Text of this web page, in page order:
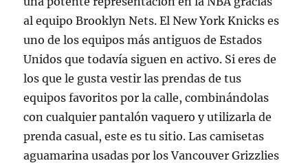
al equipo Brooklyn Nets. El New York Knicks es
uno de los equipos más antiguos de Estados
Unidos que todavía siguen en activo. Si eres de
los que le gusta vestir las prendas de tus
equipos favoritos por la calle, combinándolas
con cualquier pantalón vaquero y utilizarla de
prenda casual, este es tu sitio. Las camisetas
aguamarina usadas por los Vancouver Grizzlies